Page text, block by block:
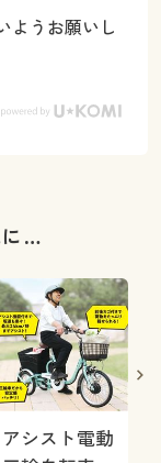
ようお願いし
に…
アシスト電動